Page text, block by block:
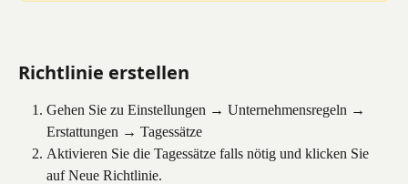
Richtlinie erstellen
Gehen Sie zu Einstellungen → Unternehmensregeln →
Erstattungen → Tagessätze
Aktivieren Sie die Tagessätze falls nötig und klicken Sie
auf Neue Richtlinie.